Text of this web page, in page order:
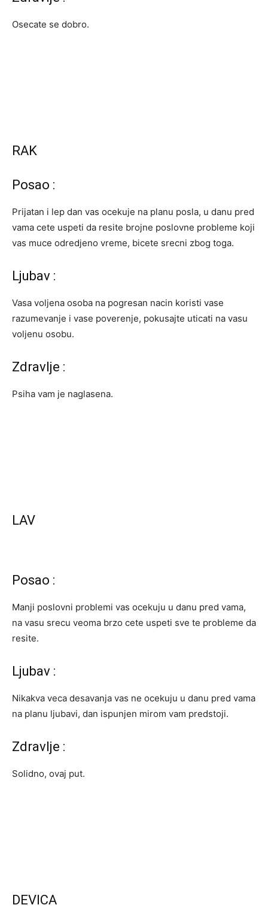
Osecate se dobro.
RAK
Posao :
Prijatan i lep dan vas ocekuje na planu posla, u danu pred
vama cete uspeti da resite brojne poslovne probleme koji
vas muce odredjeno vreme, bicete srecni zbog toga.
Ljubav :
Vasa voljena osoba na pogresan nacin koristi vase
razumevanje i vase poverenje, pokusajte uticati na vasu
voljenu osobu.
Zdravlje :
Psiha vam je naglasena.
LAV
Posao :
Manji poslovni problemi vas ocekuju u danu pred vama,
na vasu srecu veoma brzo cete uspeti sve te probleme da
resite.
Ljubav :
Nikakva veca desavanja vas ne ocekuju u danu pred vama
na planu ljubavi, dan ispunjen mirom vam predstoji.
Zdravlje :
Solidno, ovaj put.
DEVICA